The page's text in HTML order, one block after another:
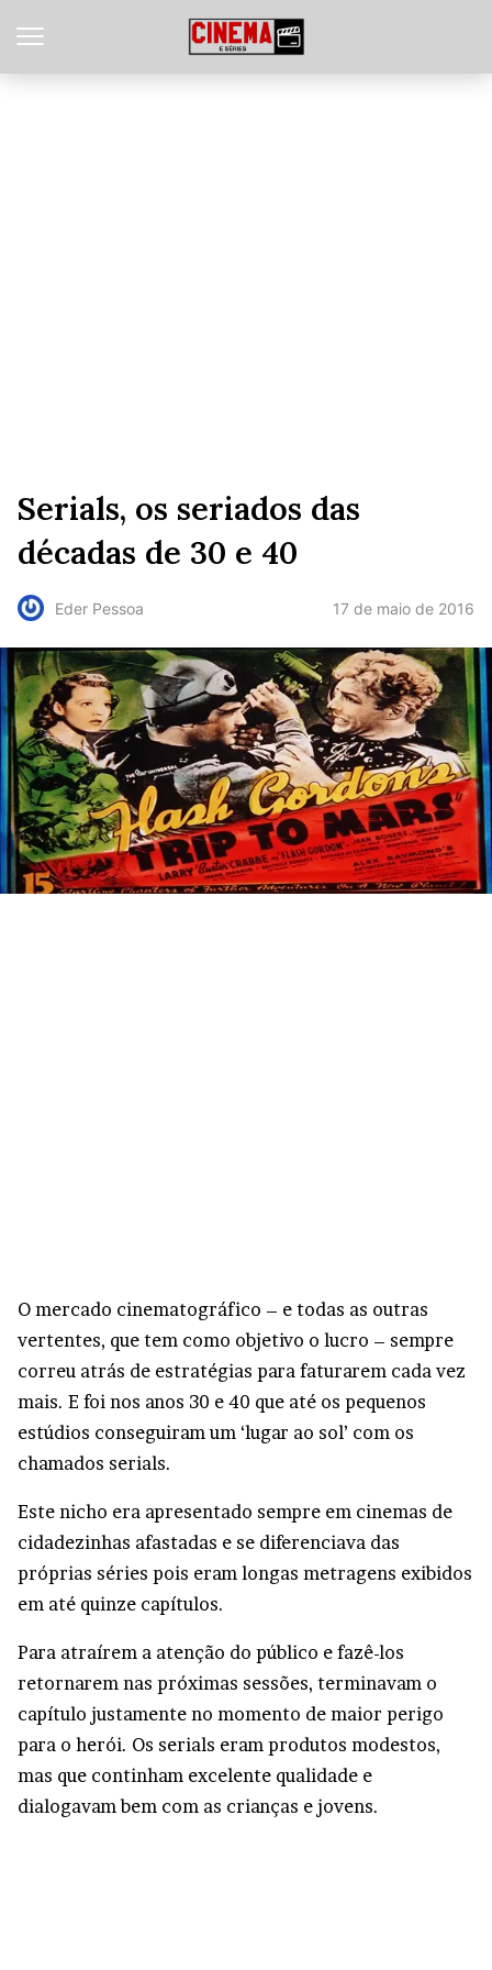
Serials, os seriados das
décadas de 30 e 40
Eder Pessoa 17 de maio de 2016
O mercado cinematográfico – e todas as outras
vertentes, que tem como objetivo o lucro – sempre
correu atrás de estratégias para faturarem cada vez
mais. E foi nos anos 30 e 40 que até os pequenos
estúdios conseguiram um ‘lugar ao sol’ com os
chamados serials.
Este nicho era apresentado sempre em cinemas de
cidadezinhas afastadas e se diferenciava das
próprias séries pois eram longas metragens exibidos
em até quinze capítulos.
Para atraírem a atenção do público e fazê-los
retornarem nas próximas sessões, terminavam o
capítulo justamente no momento de maior perigo
para o herói. Os serials eram produtos modestos,
mas que continham excelente qualidade e
dialogavam bem com as crianças e jovens.